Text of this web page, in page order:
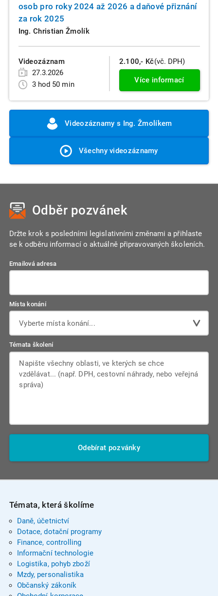
osob pro roky 2024 až 2026 a daňové přiznání
za rok 2025
Ing. Christian Žmolík
Videozáznam
27.3.2026
3 hod 50 min
2.100,- Kč(vč. DPH)
Více informací
Videozáznamy s Ing. Žmolíkem
Všechny videozáznamy
Odběr pozvánek
Držte krok s posledními legislativními změnami a přihlaste
se k odběru informací o aktuálně připravovaných školeních.
Emailová adresa
Místa konání
Vyberte místa konání...
Témata školení
Odebírat pozvánky
Témata, která školíme
Daně, účetnictví
Dotace, dotační programy
Finance, controlling
Informační technologie
Logistika, pohyb zboží
Mzdy, personalistika
Občanský zákoník